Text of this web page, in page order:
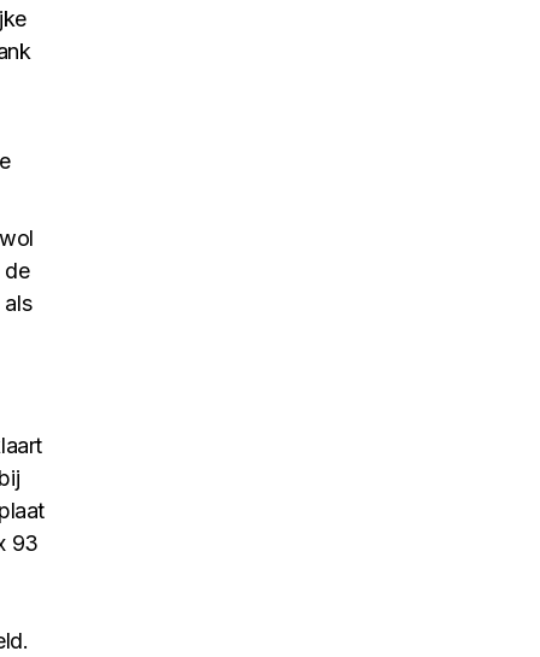
de
93